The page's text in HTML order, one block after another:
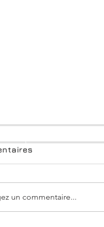
un commentaire...